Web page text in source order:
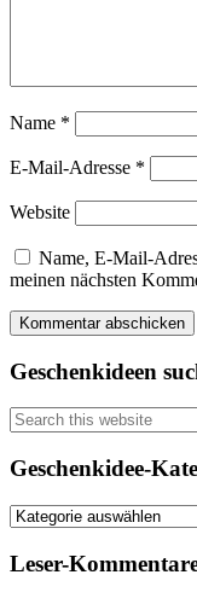
Name *
E-Mail-Adresse *
Website
Name, E-Mail-
meinen nächsten
Primary
Sidebar
Geschenkideen
Search
this
website
Geschenkidee-
Geschenkidee-
Leser-